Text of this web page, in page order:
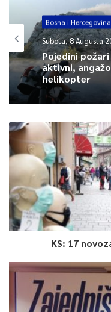
Hercegovina postane
Evropskoj uniji.Bosna i Hercegovina
Subota, 8 Augusta
Pojedini
aktivni,
helikopter
KS: 17